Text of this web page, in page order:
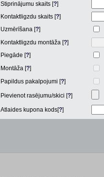
Stiprinājumu skaits [?]
Kontaktligzdu skaits [?]
Uzmērīšana [?]
Kontaktligzdu montāža [?]
Piegāde [?]
Montāža [?]
Papildus pakalpojumi [?]
Pievienot rasējumu/skici [?]
Atlaides kupona kods[?]